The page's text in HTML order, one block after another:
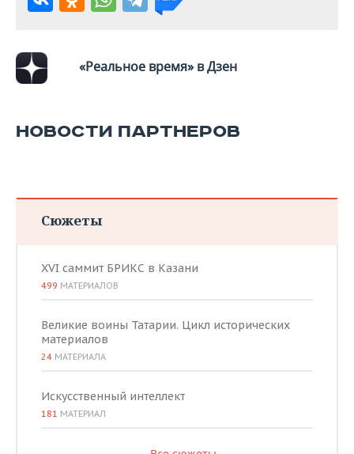
«Реальное время» в Дзен
НОВОСТИ ПАРТНЕРОВ
Сюжеты
XVI саммит БРИКС в Казани
499 МАТЕРИАЛОВ
Великие воины Татарии. Цикл исторических
материалов
24 МАТЕРИАЛА
Искусственный интеллект
181 МАТЕРИАЛ